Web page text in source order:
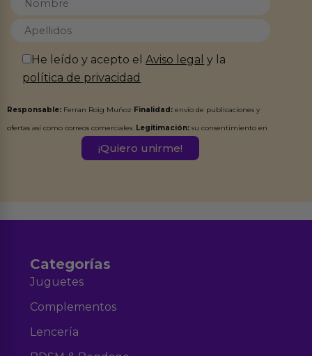
He leído y acepto elAviso legal y la
política de privacidad
Responsable: Ferran Roig Muñoz Finalidad: envío de publicaciones y
ofertas así como correos comerciales. Legitimación: su consentimiento en
Destinatarios:Ferran Roig Muñoz. Podrás ejercer tus
Categorías
Juguetes
Complementos
Lencería